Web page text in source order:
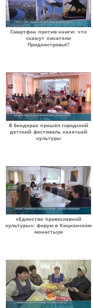
Смартфон против книги: что
скажут писатели
Приднестровья?
В Бендерах прошёл городской
детский фестиваль казачьей
культуры
«Единство православной
культуры»: форум в Кицканском
монастыре